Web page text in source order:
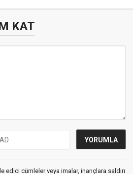
KAT
edici cümleler veya imalar, inançlara saldırı